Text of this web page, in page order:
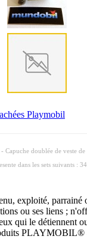
Playmobil
Capuche doublée de veste de
dans les sets suivants :
exploité,
ou ses liens ;
qui le